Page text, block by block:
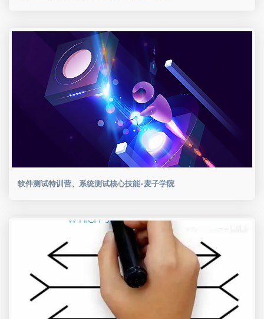
软件测试特训营、系统测试核心技能-麦子学院